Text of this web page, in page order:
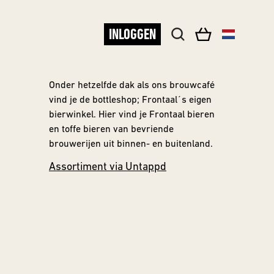
INLOGGEN
Onder hetzelfde dak als ons brouwcafé
vind je de bottleshop; Frontaal´s eigen
bierwinkel. Hier vind je Frontaal bieren
en toffe bieren van bevriende
brouwerijen uit binnen- en buitenland.
Assortiment via Untappd